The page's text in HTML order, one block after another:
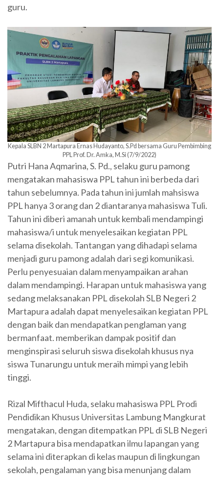
guru.
Kepala SLBN 2 Martapura Ernas Hudayanto, S.Pd bersama Guru Pembimbing
PPL Prof. Dr. Amka, M.Si (7/9/2022)
Putri Hana Aqmarina, S. Pd., selaku guru pamong
mengatakan mahasiswa PPL tahun ini berbeda dari
tahun sebelumnya. Pada tahun ini jumlah mahsiswa
PPL hanya 3 orang dan 2 diantaranya mahasiswa Tuli.
Tahun ini diberi amanah untuk kembali mendampingi
mahasiswa/i untuk menyelesaikan kegiatan PPL
selama disekolah. Tantangan yang dihadapi selama
menjadi guru pamong adalah dari segi komunikasi.
Perlu penyesuaian dalam menyampaikan arahan
dalam mendampingi. Harapan untuk mahasiswa yang
sedang melaksanakan PPL disekolah SLB Negeri 2
Martapura adalah dapat menyelesaikan kegiatan PPL
dengan baik dan mendapatkan penglaman yang
bermanfaat. memberikan dampak positif dan
menginspirasi seluruh siswa disekolah khusus nya
siswa Tunarungu untuk meraih mimpi yang lebih
tinggi.
Rizal Mifthacul Huda, selaku mahasiswa PPL Prodi
Pendidikan Khusus Universitas Lambung Mangkurat
mengatakan, dengan ditempatkan PPL di SLB Negeri
2 Martapura bisa mendapatkan ilmu lapangan yang
selama ini diterapkan di kelas maupun di lingkungan
sekolah, pengalaman yang bisa menunjang dalam